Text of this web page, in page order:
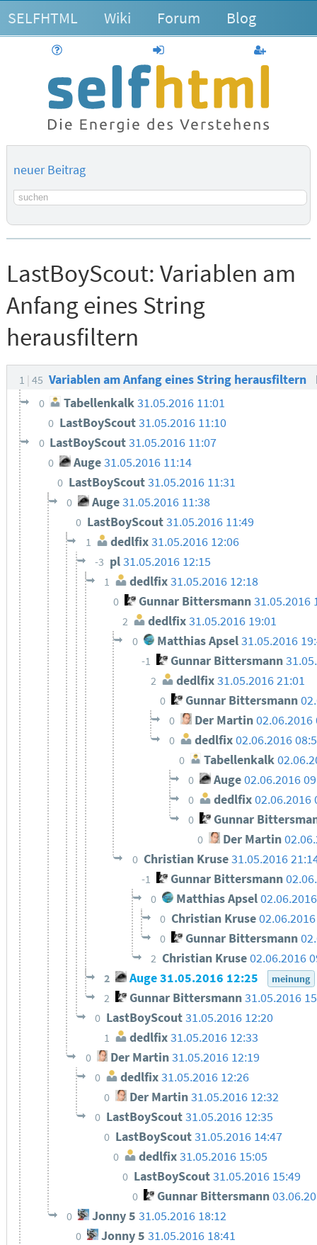
SELFHTML Wiki Forum Blog
anmelden
neuer Beitrag
Suchbegriff
LastBoyScout: Variablen am
Anfang eines String
herausfiltern
1 45 Variablen am Anfang eines String herausfiltern
0 Tabellenkalk31.05.2016 11:01
0 LastBoyScout31.05.2016 11:10
0 LastBoyScout31.05.2016 11:07
0 Auge 31.05.2016 11:14
0 LastBoyScout31.05.2016 11:31
0 Auge31.05.2016 11:38
0 LastBoyScout31.05.2016 11:49
1 dedlfix31.05.2016 12:06
-3 pl31.05.2016 12:15
1 dedlfix31.05.2016 12:18
0 Gunnar Bittersmann31.05.2016
2 dedlfix31.05.2016 19:01
0 Matthias Apsel31.05.2016
-1 Gunnar Bittersmann
2 dedlfix31.05.2016 21:01
0 Gunnar Bittersmann
0 Der Martin02.06.2016
0 dedlfix02.06.2016
0 Tabellenkalk
0 Auge 02.06.2016
0 dedlfix 02.06.2016
0 Gunnar
0 Der Martin
0 Christian Kruse31.05.2016
-1 Gunnar Bittersmann
0 Matthias Apsel
0 Christian Kruse
0 Gunnar Bittersmann
2 Christian Kruse02.06.2016
2 Auge31.05.2016 12:25 meinung
2 Gunnar Bittersmann31.05.2016
0 LastBoyScout31.05.2016 12:20
1 dedlfix31.05.2016 12:33
0 Der Martin31.05.2016 12:19
0 dedlfix 31.05.2016 12:26
0 Der Martin31.05.2016 12:32
0 LastBoyScout31.05.2016 12:35
0 LastBoyScout31.05.2016 14:47
0 dedlfix31.05.2016 15:05
0 LastBoyScout31.05.2016 15:49
0 Gunnar Bittersmann
0 Jonny 5 31.05.2016 18:12
0 Jonny 5 31.05.2016 18:41